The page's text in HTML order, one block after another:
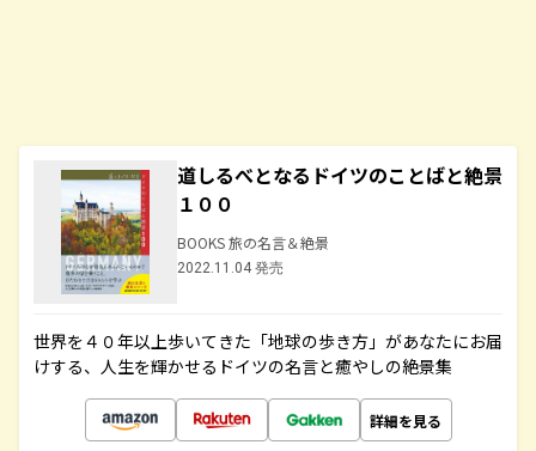
道しるべとなるドイツのことばと絶景
１００
BOOKS 旅の名言＆絶景
2022.11.04 発売
世界を４０年以上歩いてきた「地球の歩き方」があなたにお届
けする、人生を輝かせるドイツの名言と癒やしの絶景集
詳細を見る